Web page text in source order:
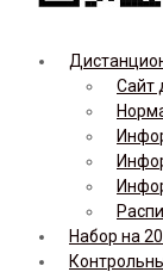
Сайт
Набор на